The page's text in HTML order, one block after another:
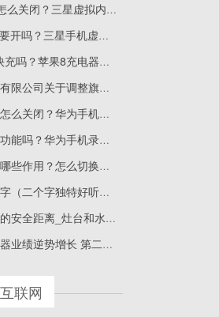
三星s22虚拟内存怎么关闭？三星虚拟内存4g和8g区别是什么？
三星ram plus有必要开吗？三星手机虚拟内存怎么设置？
苹果8可以用20w快充吗？苹果8充电器多少w？
前海开源基金管理有限公司关于调整旗下部分证券投资基金通过蚂蚁（杭州）基金销售有限公司办理业务最低限额的公告_快讯
华为手机智能助手怎么关闭？华为手机助手怎么安装？
华为手机有录音机功能吗？华为手机录音功能在哪里？
苹果麦克风模式有哪些作用？怎么切换麦克风模式？
二个字独特好听名字（二个字独特好听名字有哪些） 环球讯息
煤气罐与灶台明火的安全距离_灶台和水池的距离
美的集团、格力电器业绩逆势增长 第二增长曲线各有侧重
联网